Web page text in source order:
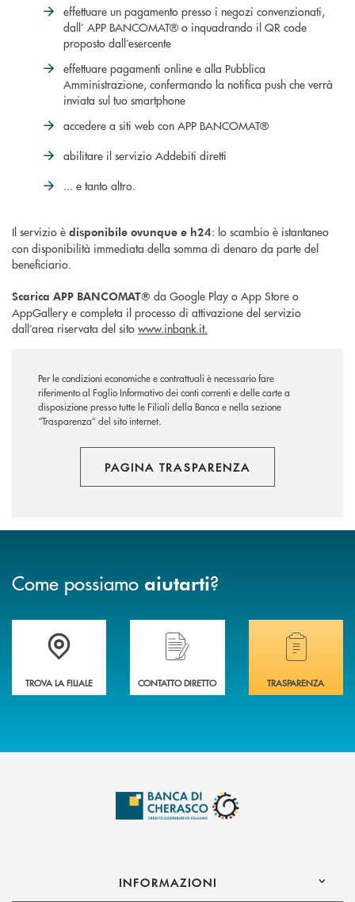
effettuare un pagamento presso i negozi convenzionati,
dall’ APP BANCOMAT® o inquadrando il QR code
proposto dall’esercente
effettuare pagamenti online e alla Pubblica
Amministrazione, confermando la notifica push che verrà
inviata sul tuo smartphone
accedere a siti web con APP BANCOMAT®
abilitare il servizio Addebiti diretti
... e tanto altro.
Il servizio è disponibile ovunque e h24: lo scambio è istantaneo
con disponibilità immediata della somma di denaro da parte del
beneficiario.
Scarica APP BANCOMAT® da Google Play o App Store o
AppGallery e completa il processo di attivazione del servizio
dall’area riservata del sito www.inbank.it.
Per le condizioni economiche e contrattuali è necessario fare
riferimento al Foglio Informativo dei conti correnti e delle carte a
disposizione presso tutte le Filiali della Banca e nella sezione
“Trasparenza” del sito internet.
PAGINA TRASPARENZA
Come possiamo aiutarti?
Accedi all' elenco completo delle filiali .
TROVA LA FILIALE
Hai bisogno di assistenza immediata?
CONTATTO DIRETTO
Hai bisogno di
TRASPARENZA
INFORMAZIONI